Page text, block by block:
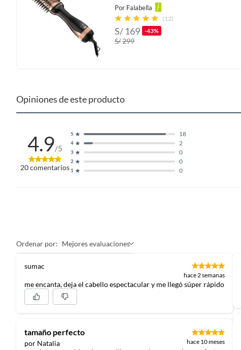
Por Falabella
(12)
S/ 169 -43%
S/299
Opiniones de este producto
4.9/5
20comentarios 1 0
2 0
3 0
4 2
5 18
Ordenar por: Mejores evaluaciones
sumac
hace 2 semanas
me encanta, deja el cabello espectacular y me llegó súper rápido
tamaño perfecto
por Natalia hace 10 meses